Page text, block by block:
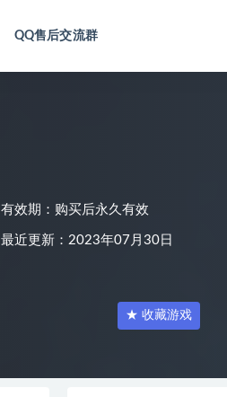
QQ售后交流群
有效期：购买后永久有效
最近更新：2023年07月30日
★ 收藏游戏